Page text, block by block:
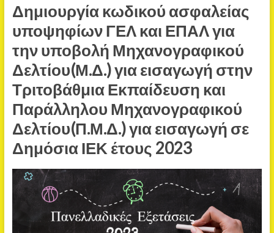
Δημιουργία κωδικού ασφαλείας
υποψηφίων ΓΕΛ και ΕΠΑΛ για
την υποβολή Μηχανογραφικού
Δελτίου(Μ.Δ.) για εισαγωγή στην
Τριτοβάθμια Εκπαίδευση και
Παράλληλου Μηχανογραφικού
Δελτίου(Π.Μ.Δ.) για εισαγωγή σε
Δημόσια ΙΕΚ έτους 2023